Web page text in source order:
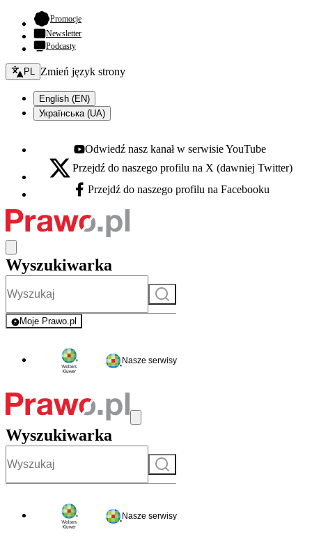
Promocje- otwiera się w nowej karcie
Newsletter
Podcasty
Zmień język - bieżący:
PL Zmień język strony
English (EN)
Українська (UA)
Youtube - otwiera się w nowej karcie
Odwiedź nasz kanał w serwisie YouTube
X - otwiera się w nowej karcie
Przejdź do naszego profilu na X (dawniej Twitter)
Facebook - otwiera się w nowej karcie
Przejdź do naszego profilu na Facebooku
Wyszukiwarka
Szukaj
Moje Prawo.pl
- rejestracja i logowanie do serwisu
Nasze serwisy
Wyszukiwarka
Szukaj
Nasze serwisy